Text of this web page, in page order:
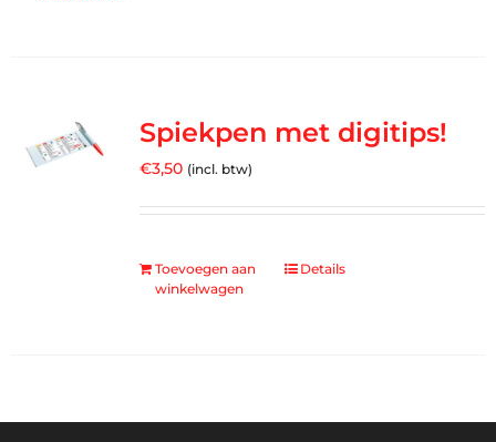
Spiekpen met digitips!
€3,50 (incl. btw)
Toevoegen aan
winkelwagen
Details